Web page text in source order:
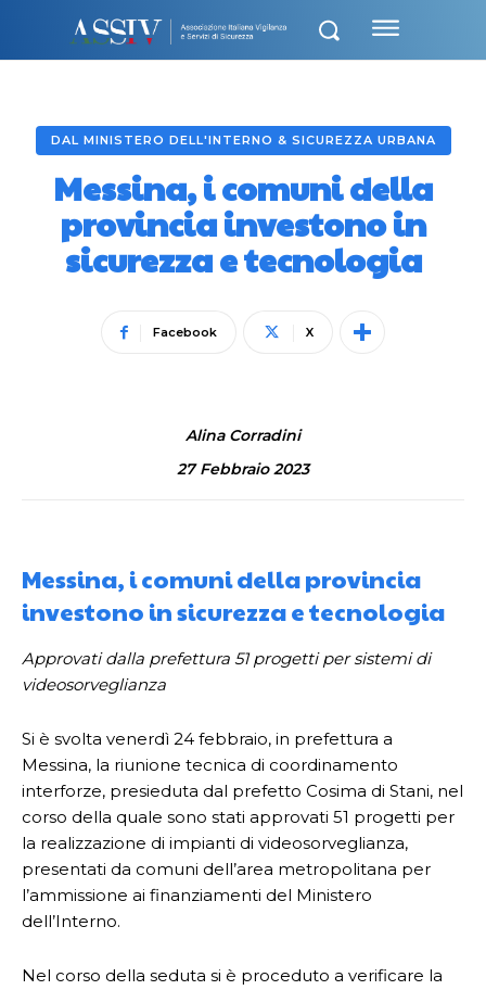
DAL MINISTERO DELL'INTERNO & SICUREZZA URBANA
Messina, i comuni della
provincia investono in
sicurezza e tecnologia
Facebook X
Alina Corradini
27 Febbraio 2023
Messina, i comuni della provincia
investono in sicurezza e tecnologia
Approvati dalla prefettura 51 progetti per sistemi di
videosorveglianza
Si è svolta venerdì 24 febbraio, in prefettura a
Messina, la riunione tecnica di coordinamento
interforze, presieduta dal prefetto Cosima di Stani, nel
corso della quale sono stati approvati 51 progetti per
la realizzazione di impianti di videosorveglianza,
presentati da comuni dell’area metropolitana per
l’ammissione ai finanziamenti del Ministero
dell’Interno.
Nel corso della seduta si è proceduto a verificare la